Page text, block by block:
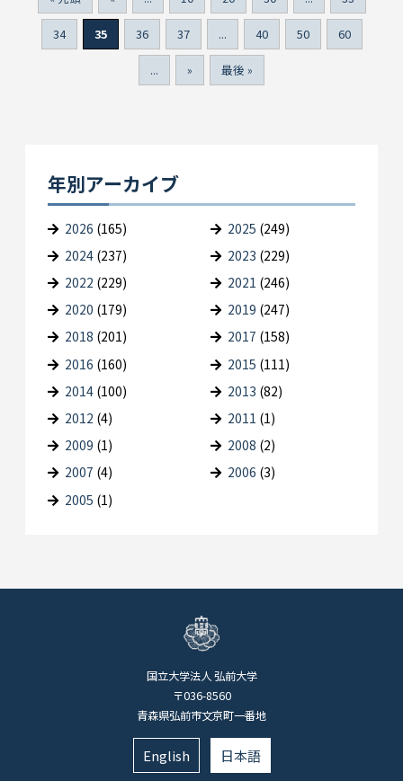
34 35 36 37 ... 40 50 60
... » 最後 »
年別アーカイブ
2026 (165) 2025 (249)
2024 (237) 2023 (229)
2022 (229) 2021 (246)
2020 (179) 2019 (247)
2018 (201) 2017 (158)
2016 (160) 2015 (111)
2014 (100) 2013 (82)
2012 (4) 2011 (1)
2009 (1) 2008 (2)
2007 (4) 2006 (3)
2005 (1)
国立大学法人 弘前大学
〒036-8560
青森県弘前市文京町一番地
English 日本語